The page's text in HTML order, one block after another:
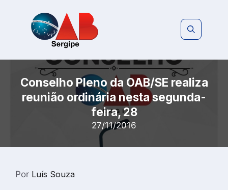
Conselho Pleno da OAB/SE realiza
reunião ordinária nesta segunda-
feira, 28
27/11/2016
Por Luís Souza